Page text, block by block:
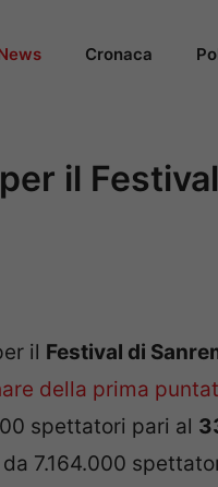
Cronaca
il
il Festival di
della prima
spettatori pari al
7.164.000